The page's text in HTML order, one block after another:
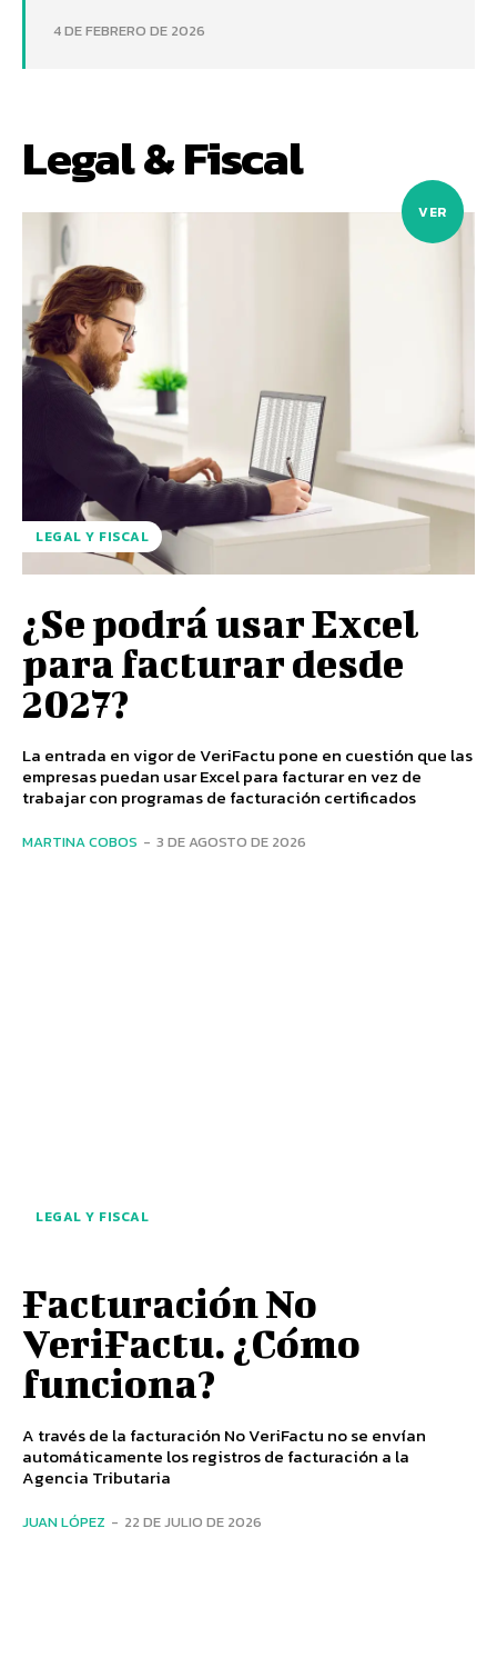
4 DE FEBRERO DE 2026
Legal & Fiscal
VER
LEGAL Y FISCAL
¿Se podrá usar Excel
para facturar desde
2027?
La entrada en vigor de VeriFactu pone en cuestión que las
empresas puedan usar Excel para facturar en vez de
trabajar con programas de facturación certificados
MARTINA COBOS - 3 DE AGOSTO DE 2026
LEGAL Y FISCAL
Facturación No
VeriFactu. ¿Cómo
funciona?
A través de la facturación No VeriFactu no se envían
automáticamente los registros de facturación a la
Agencia Tributaria
JUAN LÓPEZ - 22 DE JULIO DE 2026